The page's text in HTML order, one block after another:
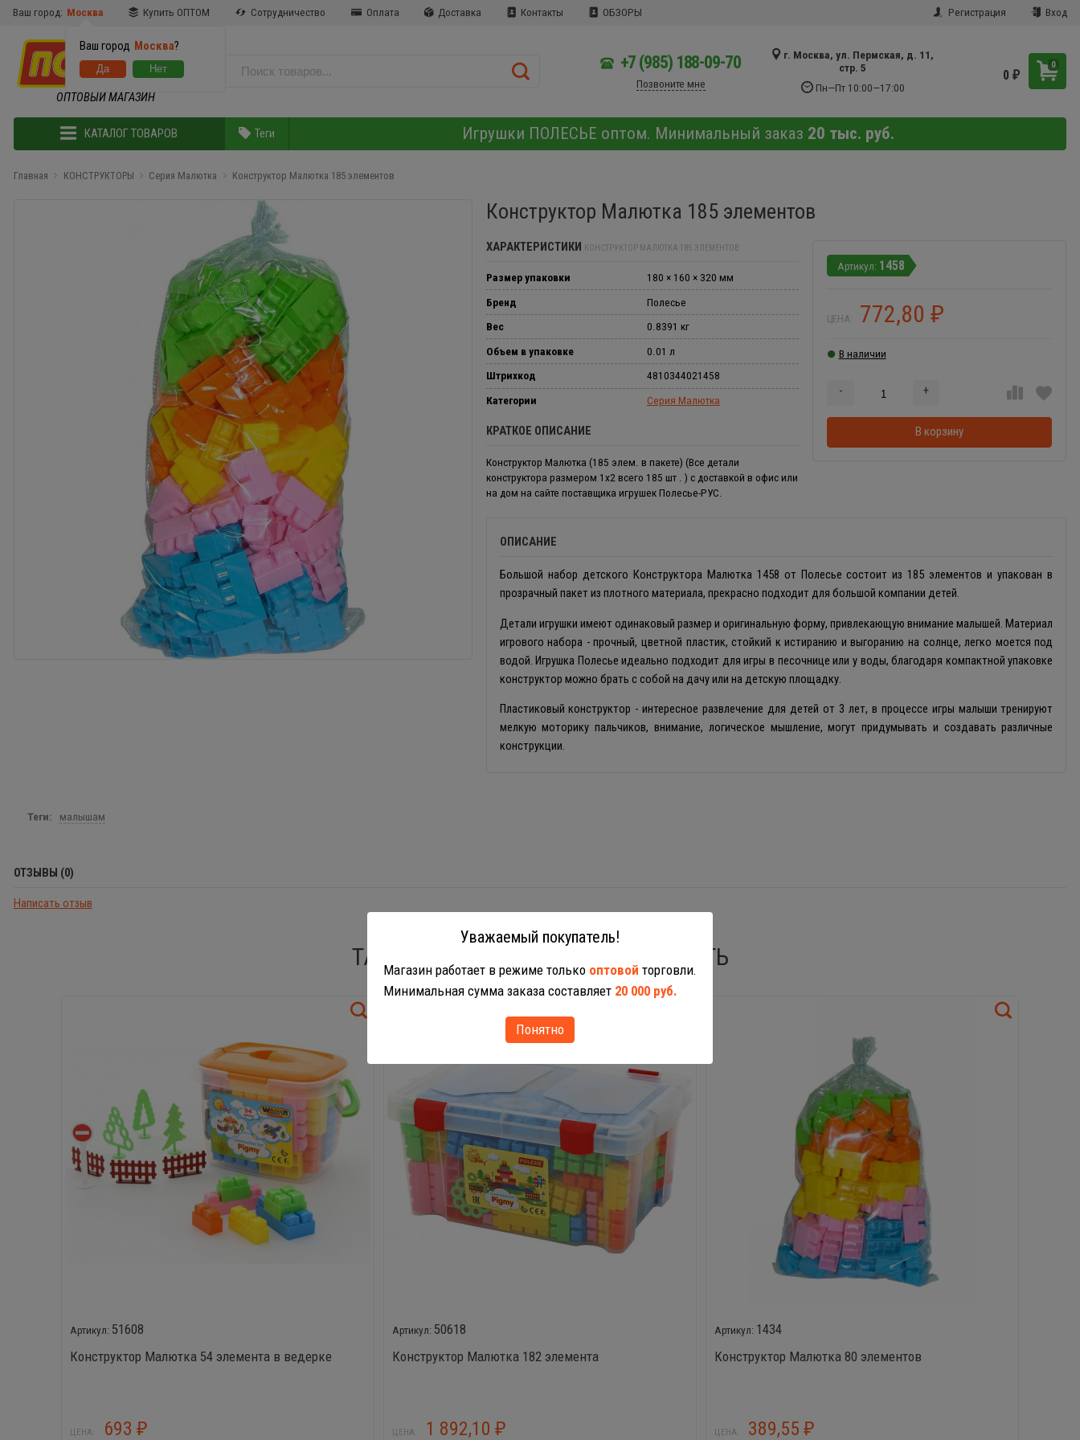
Ваш город: Москва
Ваш город Москва?
Купить ОПТОМ Сотрудничество Оплата Доставка Контакты ОБЗОРЫ Регистрация Вход
ОПТОВЫЙ МАГАЗИН
+7 (985) 188-09-70
Позвоните мне
г. Москва, ул. Пермская, д. 11,
стр. 5
Пн—Пт 10:00—17:00
0
0₽
КАТАЛОГ ТОВАРОВ Теги Игрушки ПОЛЕСЬЕ оптом. Минимальный заказ 20 тыс. руб.
Главная КОНСТРУКТОРЫ Серия Малютка Конструктор Малютка 185 элементов
Конструктор Малютка 185 элементов
1458
ЦЕНА: 772,80₽
В наличии
- +
В корзину
ХАРАКТЕРИСТИКИ КОНСТРУКТОР МАЛЮТКА 185 ЭЛЕМЕНТОВ
Размер упаковки
180 × 160 × 320 мм
Бренд
Полесье
Вес
0.8391 кг
Объем в упаковке
0.01 л
Штрихкод
4810344021458
Категории
Серия Малютка
КРАТКОЕ ОПИСАНИЕ
Конструктор Малютка (185 элем. в пакете) (Все детали
конструктора размером 1х2 всего 185 шт . ) с доставкой в офис или
на дом на сайте поставщика игрушек Полесье-РУС.
ОПИСАНИЕ
Большой набор детского Конструктора Малютка 1458 от Полесье состоит из 185 элементов и упакован в
прозрачный пакет из плотного материала, прекрасно подходит для большой компании детей.
Детали игрушки имеют одинаковый размер и оригинальную форму, привлекающую внимание малышей. Материал
игрового набора - прочный, цветной пластик, стойкий к истиранию и выгоранию на солнце, легко моется под
водой. Игрушка Полесье идеально подходит для игры в песочнице или у воды, благодаря компактной упаковке
конструктор можно брать с собой на дачу или на детскую площадку.
Пластиковый конструктор - интересное развлечение для детей от 3 лет, в процессе игры малыши тренируют
мелкую моторику пальчиков, внимание, логическое мышление, могут придумывать и создавать различные
конструкции.
Теги: малышам
ОТЗЫВЫ (0)
Написать отзыв
ТАКЖЕ ВАС МОГУТ ЗАИНТЕРЕСОВАТЬ
51608
Конструктор Малютка 54 элемента в ведерке
ЦЕНА: 693 ₽
50618
Конструктор Малютка 182 элемента
ЦЕНА: 1 892,10 ₽
1434
Конструктор Малютка 80 элементов
ЦЕНА: 389,55 ₽
Уважаемый покупатель!
Магазин работает в режиме только оптовой торговли.
Минимальная сумма заказа составляет 20 000 руб.
Понятно